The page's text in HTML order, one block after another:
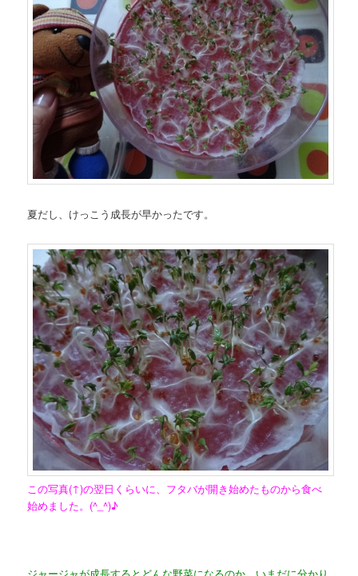
夏だし、けっこう成長が早かったです。
この写真(↑)の翌日くらいに、フタバが開き始めたものから食べ
始めました。(^_^)♪
ジャージャが成長するとどんな野菜になるのか いまだに分かり